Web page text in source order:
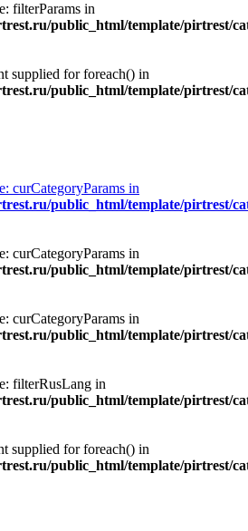
filterParams in
public_html/template/pirtrest/
supplied for foreach() in
public_html/template/pirtrest/
curCategoryParams in
public_html/template/pirtrest/
curCategoryParams in
public_html/template/pirtrest/
curCategoryParams in
public_html/template/pirtrest/
filterRusLang in
public_html/template/pirtrest/
supplied for foreach() in
public_html/template/pirtrest/